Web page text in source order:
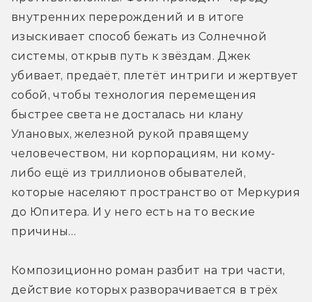
внутренних перерождений и в итоге
изыскивает способ бежать из Солнечной
системы, открыв путь к звёздам. Джек
убивает, предаёт, плетёт интриги и жертвует
собой, чтобы технология перемещения
быстрее света не досталась ни клану
Улановых, железной рукой правящему
человечеством, ни корпорациям, ни кому-
либо ещё из триллионов обывателей,
которые населяют пространство от Меркурия
до Юпитера. И у него есть на то веские
причины…
Композиционно роман разбит на три части,
действие которых разворачивается в трёх